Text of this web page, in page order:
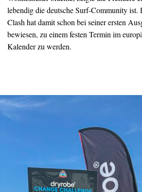
lebendig die deutsche Surf-Community
Clash hat damit schon bei seiner ersten
bewiesen, zu einem festen Termin im
Kalender zu werden.